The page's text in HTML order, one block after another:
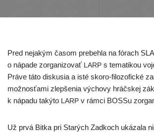
Pred neja­kým časom pre­beh­la na fórach
o nápa­de zor­ga­ni­zo­vať LARP s tema­ti­kou
Práve táto dis­ku­sia a isté sko­ro-filo­zo­fic­ké
mož­nos­ťa­mi zlep­še­nia výcho­vy hráčs­kej
k nápa­du taký­to LARP v rám­ci BOSSu
Už prvá Bitka pri Starých Zadkoch uká­za­la